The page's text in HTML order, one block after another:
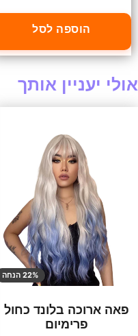
הוספה לסל
אולי יעניין אותך
22% הנחה
פאה ארוכה בלונד כחול
פרימיום